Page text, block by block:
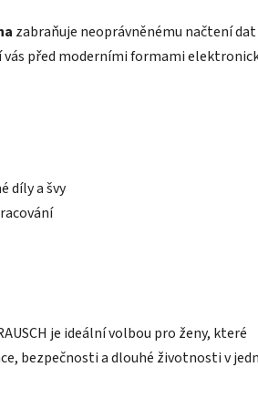
zabraňuje neoprávněnému načtení dat
před moderními formami
díly a švy
je ideální volbou pro ženy, které
bezpečnosti a dlouhé životnosti v